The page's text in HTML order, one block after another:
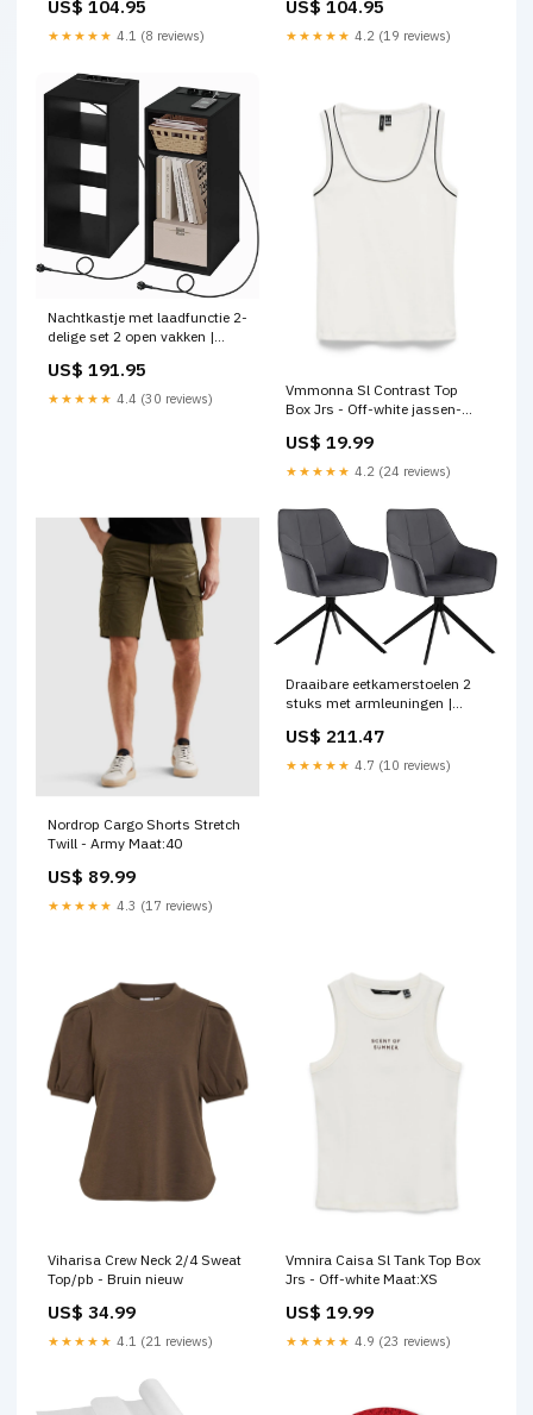
hallway cabinet
US$ 104.95
★★★★★ 4.1 (8 reviews)
Kitchen
US$ 104.95
★★★★★ 4.2 (19 reviews)
Nachtkastje met laadfunctie 2-
delige set 2 open vakken |
US$ 191.95
★★★★★ 4.4 (30 reviews)
Vmmonna Sl Contrast Top
Box Jrs - Off-white jassen-
US$ 19.99
★★★★★ 4.2 (24 reviews)
Nordrop Cargo Shorts Stretch
Twill - Army Maat:40
US$ 89.99
★★★★★ 4.3 (17 reviews)
Draaibare eetkamerstoelen 2
stuks met armleuningen |
Bedside Tables
US$ 211.47
★★★★★ 4.7 (10 reviews)
Viharisa Crew Neck 2/4 Sweat
Top/pb - Bruin nieuw
US$ 34.99
★★★★★ 4.1 (21 reviews)
Vmnira Caisa Sl Tank Top Box
Jrs - Off-white Maat:XS
US$ 19.99
★★★★★ 4.9 (23 reviews)